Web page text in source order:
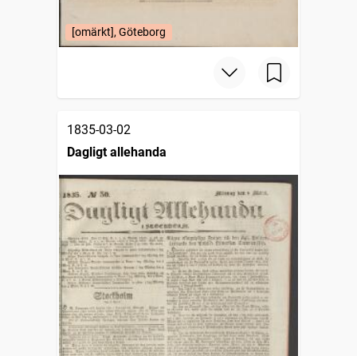
[omärkt], Göteborg
1835-03-02
Dagligt allehanda